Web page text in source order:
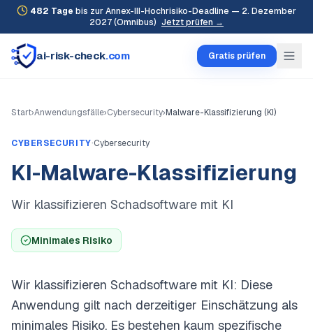
482 Tage bis zur Annex-III-Hochrisiko-Deadline — 2. Dezember
2027 (Omnibus) Jetzt prüfen →
ai-risk-check.com Gratis prüfen
Start›Anwendungsfälle›Cybersecurity›Malware-Klassifizierung (KI)
CYBERSECURITY·Cybersecurity
KI-Malware-Klassifizierung
Wir klassifizieren Schadsoftware mit KI
Minimales Risiko
Wir klassifizieren Schadsoftware mit KI: Diese
Anwendung gilt nach derzeitiger Einschätzung als
minimales Risiko. Es bestehen kaum spezifische